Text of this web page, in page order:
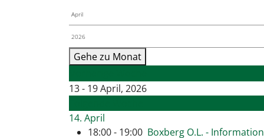
Gehe zu Monat
13 - 19 April, 2026
14. April
18:00 - 19:00 Boxberg O.L. -